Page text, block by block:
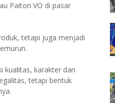
Paiton VO di pasar
tetapi juga menjadi
kualitas, karakter dan
tetapi bentuk